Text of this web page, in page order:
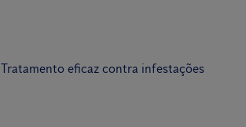
Tratamento eficaz contra infestações